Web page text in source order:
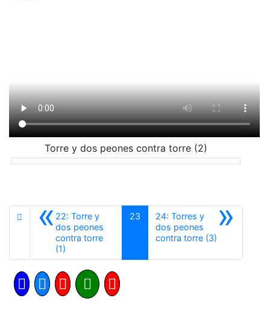
Torre y dos peones contra torre (2)
«22: Torre y
dos peones
contra torre
(1)
23 »
24: Torres y
dos peones
contra torre (3)Siguiente